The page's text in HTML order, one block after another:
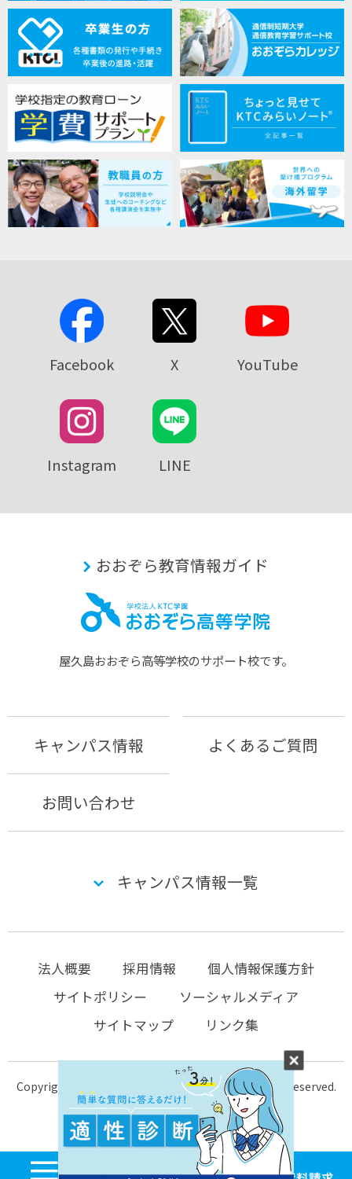
Facebook X YouTube
Instagram LINE
おおぞら教育情報ガイド
屋久島おおぞら⾼等学校のサポート校です。
キャンパス情報 よくあるご質問
お問い合わせ
キャンパス情報一覧
法人概要 採用情報
個人情報保護方針
サイトポリシー
ソーシャルメディア
サイトマップ
リンク集
Copyright © 2004-2026 KTC-school.com All Rights Reserved.